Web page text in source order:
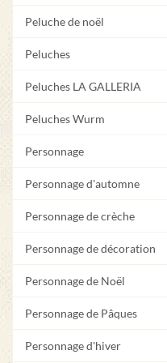
Peluche de noël
Peluches
Peluches LA GALLERIA
Peluches Wurm
Personnage
Personnage d'automne
Personnage de crèche
Personnage de décoration
Personnage de Noël
Personnage de Pâques
Personnage d'hiver